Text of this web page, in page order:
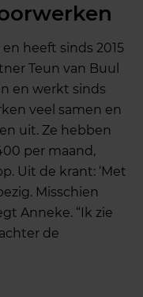
heeft sinds 2015
Teun van Buul
en werkt sinds
veel samen en
uit. Ze hebben
per maand,
Uit de krant: ‘Met
Misschien
Anneke. “Ik zie
de